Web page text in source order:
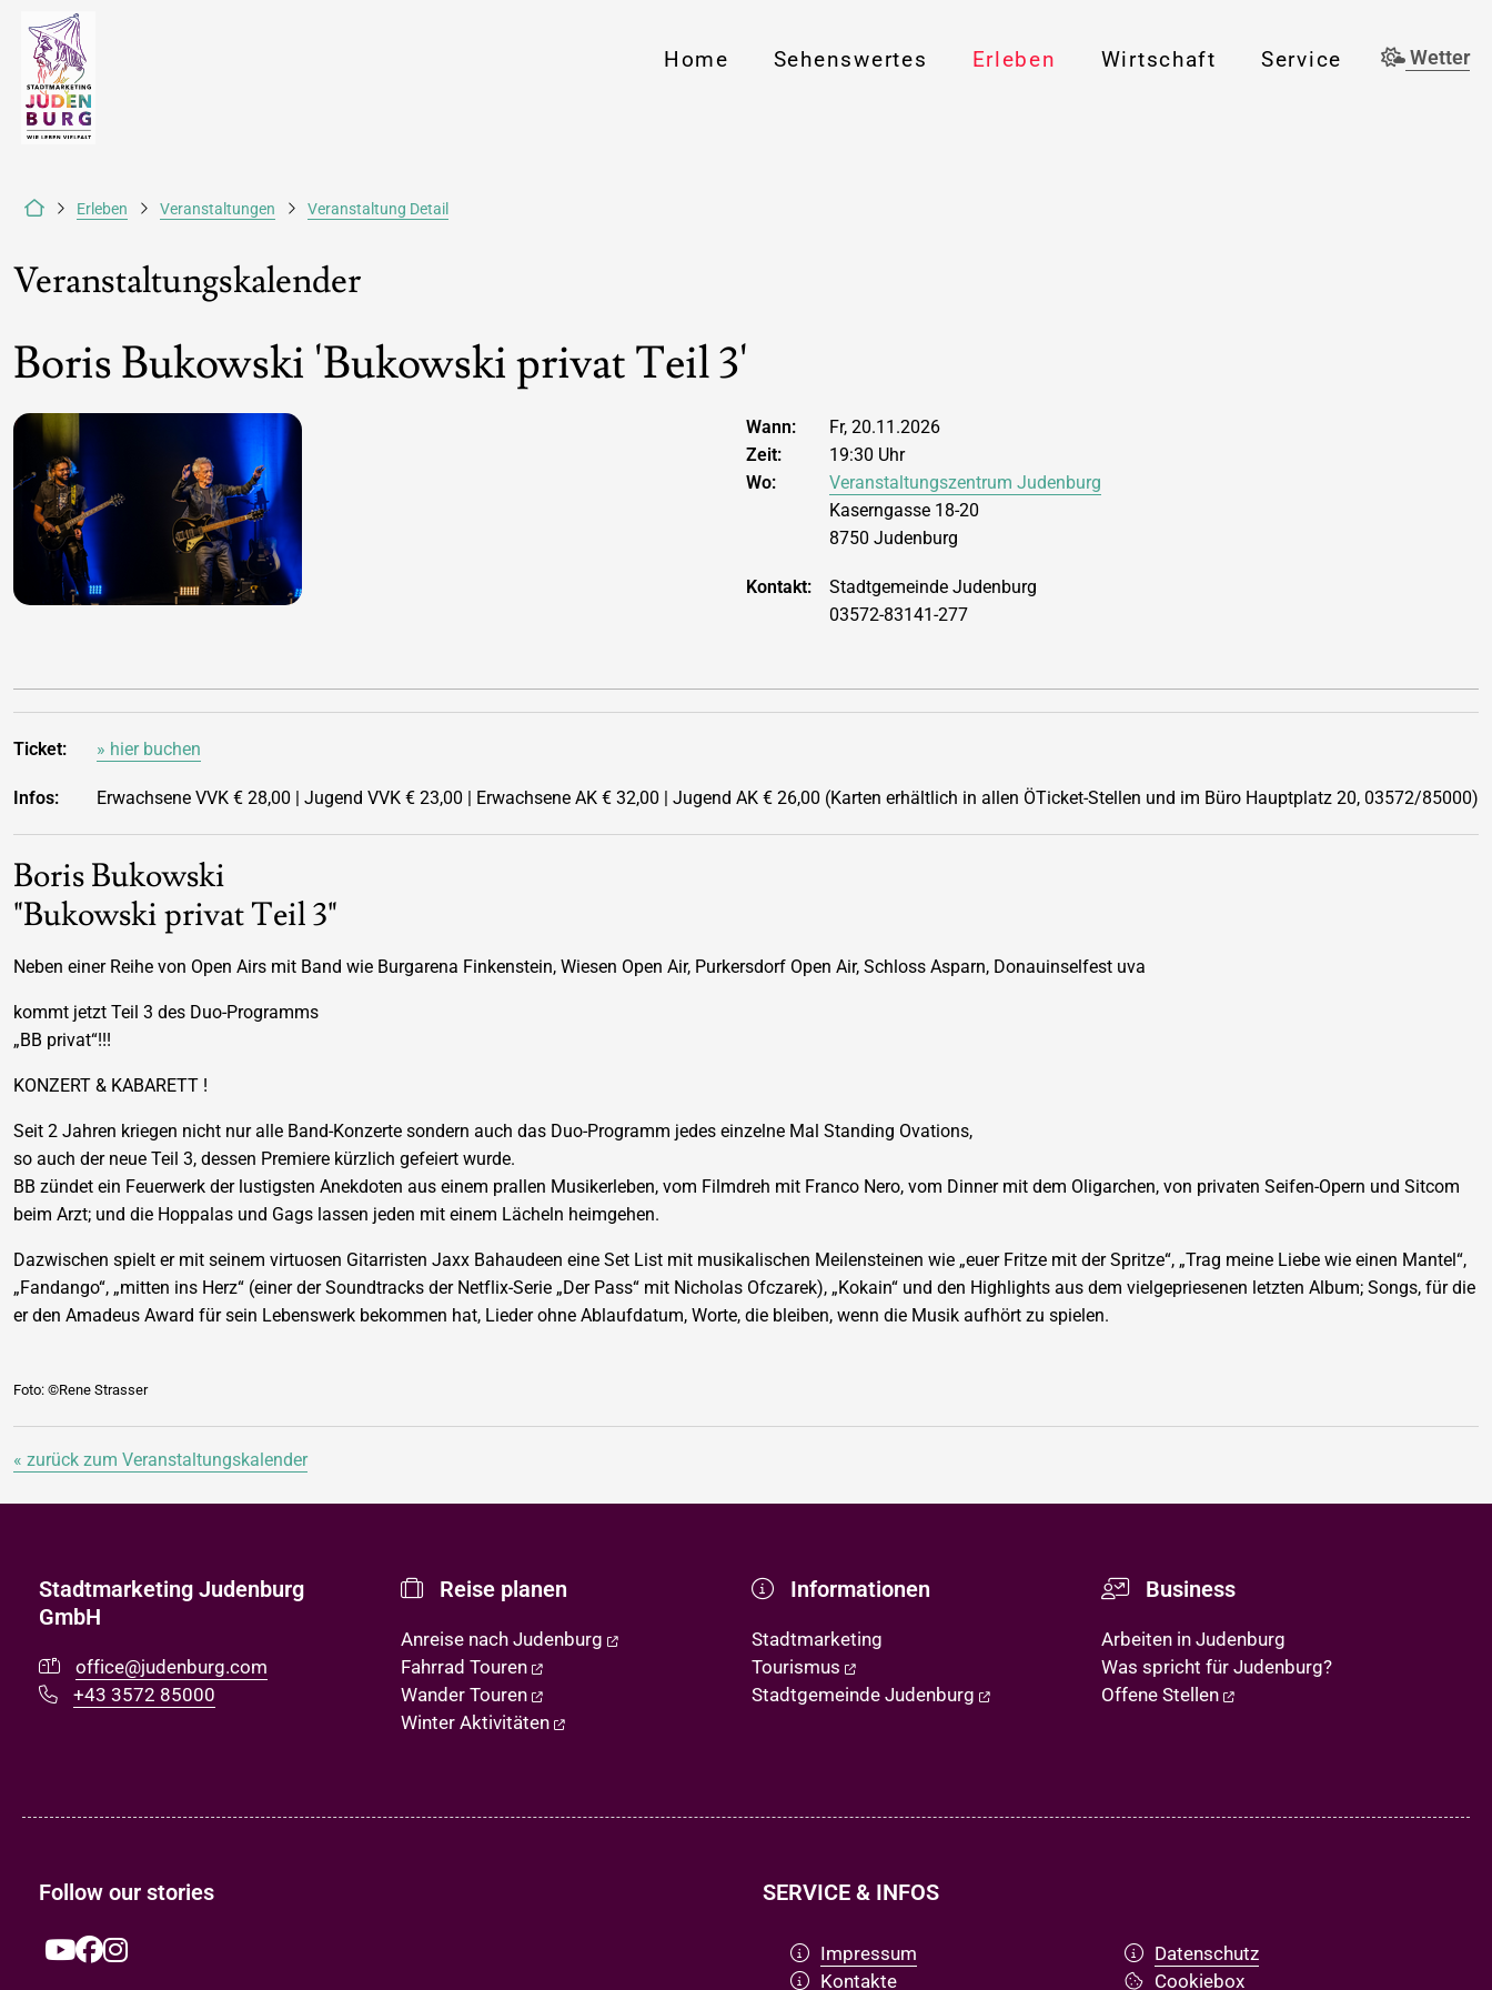
Wetter
Home Sehenswertes Erleben Wirtschaft Service
Erleben Veranstaltungen Veranstaltung Detail
Veranstaltungskalender
Boris Bukowski 'Bukowski privat Teil 3'
Wann:
Fr, 20.11.2026
Zeit:
19:30 Uhr
Wo:
Veranstaltungszentrum Judenburg
Kaserngasse 18-20
8750 Judenburg
Kontakt:
Stadtgemeinde Judenburg
03572-83141-277
Ticket: » hier buchen
Infos: Erwachsene VVK € 28,00 | Jugend VVK € 23,00 | Erwachsene AK € 32,00 | Jugend AK € 26,00 (Karten erhältlich in allen ÖTicket-Stellen und im Büro Hauptplatz 20, 03572/85000)
Boris Bukowski
"Bukowski privat Teil 3"
Neben einer Reihe von Open Airs mit Band wie Burgarena Finkenstein, Wiesen Open Air, Purkersdorf Open Air, Schloss Asparn, Donauinselfest uva
kommt jetzt Teil 3 des Duo-Programms
„BB privat“!!!
KONZERT & KABARETT !
Seit 2 Jahren kriegen nicht nur alle Band-Konzerte sondern auch das Duo-Programm jedes einzelne Mal Standing Ovations,
so auch der neue Teil 3, dessen Premiere kürzlich gefeiert wurde.
BB zündet ein Feuerwerk der lustigsten Anekdoten aus einem prallen Musikerleben, vom Filmdreh mit Franco Nero, vom Dinner mit dem Oligarchen, von privaten Seifen-Opern und Sitcom
beim Arzt; und die Hoppalas und Gags lassen jeden mit einem Lächeln heimgehen.
Dazwischen spielt er mit seinem virtuosen Gitarristen Jaxx Bahaudeen eine Set List mit musikalischen Meilensteinen wie „euer Fritze mit der Spritze“, „Trag meine Liebe wie einen Mantel“,
„Fandango“, „mitten ins Herz“ (einer der Soundtracks der Netflix-Serie „Der Pass“ mit Nicholas Ofczarek), „Kokain“ und den Highlights aus dem vielgepriesenen letzten Album; Songs, für die
er den Amadeus Award für sein Lebenswerk bekommen hat, Lieder ohne Ablaufdatum, Worte, die bleiben, wenn die Musik aufhört zu spielen.
Foto: ©Rene Strasser
« zurück zum Veranstaltungskalender
Stadtmarketing Judenburg
GmbH
office@judenburg.com
+43 3572 85000
Reise planen
Anreise nach Judenburg
Fahrrad Touren
Wander Touren
Winter Aktivitäten
Informationen
Stadtmarketing
Tourismus
Stadtgemeinde Judenburg
Business
Arbeiten in Judenburg
Was spricht für Judenburg?
Offene Stellen
Follow our stories SERVICE & INFOS
Impressum
Kontakte
Datenschutz
Cookiebox